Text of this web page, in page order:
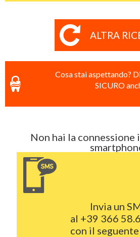
ALTRA
Cosa stai aspettando?
SICURO
Non hai la
Invia un
al +39 366
con il